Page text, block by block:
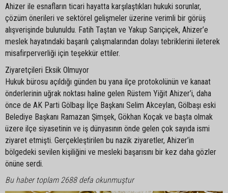
Ahizer ile esnafların ticari hayatta karşılaştıkları hukuki sorunlar,
çözüm önerileri ve sektörel gelişmeler üzerine verimli bir görüş
alışverişinde bulunuldu. Fatih Taştan ve Yakup Sarıçiçek, Ahizer’e
meslek hayatındaki başarılı çalışmalarından dolayı tebriklerini ileterek
misafirperverliği için teşekkür ettiler.
Ziyaretçileri Eksik Olmuyor
Hukuk bürosu açıldığı günden bu yana ilçe protokolünün ve kanaat
önderlerinin uğrak noktası haline gelen Rüstem Yiğit Ahizer’i, daha
önce de AK Parti Gölbaşı İlçe Başkanı Selim Akceylan, Gölbaşı eski
Belediye Başkanı Ramazan Şimşek, Gökhan Koçak ve başta olmak
üzere ilçe siyasetinin ve iş dünyasının önde gelen çok sayıda ismi
ziyaret etmişti. Gerçekleştirilen bu nazik ziyaretler, Ahizer’in
bölgedeki sevilen kişiliğini ve mesleki başarısını bir kez daha gözler
önüne serdi.
Bu haber toplam 2688 defa okunmuştur